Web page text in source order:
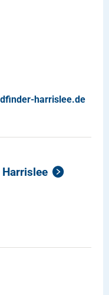
harrislee.de